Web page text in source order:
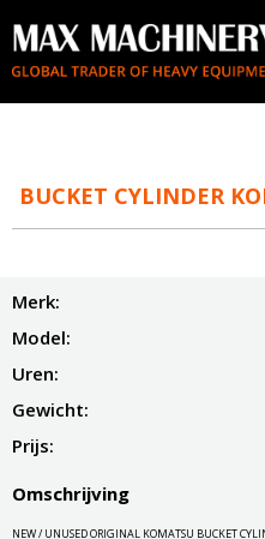
BUCKET CYLINDER
Merk:
Model:
Uren:
Gewicht:
Prijs:
Omschrijving
NEW / UNUSED ORIGINAL KOMATSU BUCKET